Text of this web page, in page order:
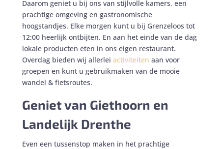
Daarom geniet u bij ons van stijlvolle kamers, een
prachtige omgeving en gastronomische
hoogstandjes. Elke morgen kunt u bij Grenzeloos tot
12:00 heerlijk ontbijten. En aan het einde van de dag
lokale producten eten in ons eigen restaurant.
Overdag bieden wij allerlei activiteiten aan voor
groepen en kunt u gebruikmaken van de mooie
wandel & fietsroutes.
Geniet van Giethoorn en
Landelijk Drenthe
Even een tussenstop maken in het prachtige